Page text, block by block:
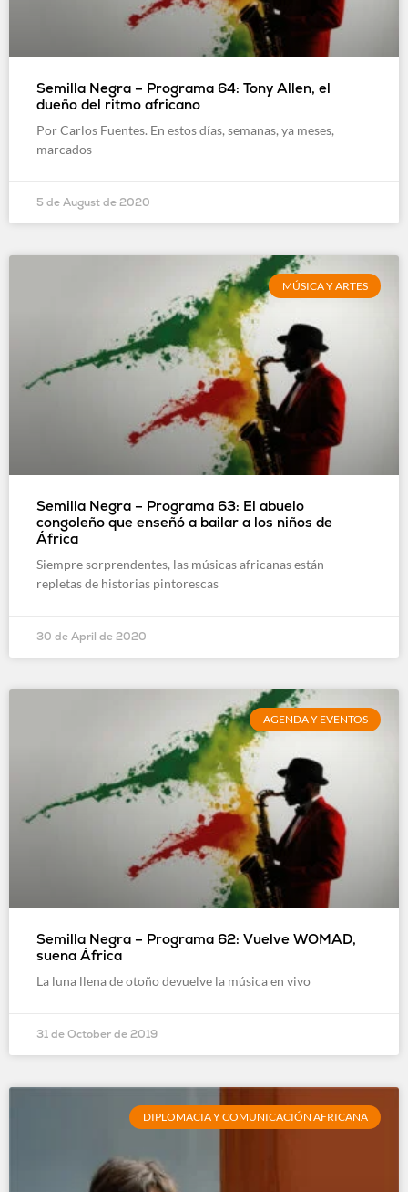
Semilla Negra – Programa 64: Tony Allen, el
dueño del ritmo africano
Por Carlos Fuentes. En estos días, semanas, ya meses,
marcados
5 de August de 2020
MÚSICA Y ARTES
Semilla Negra – Programa 63: El abuelo
congoleño que enseñó a bailar a los niños de
África
Siempre sorprendentes, las músicas africanas están
repletas de historias pintorescas
30 de April de 2020
AGENDA Y EVENTOS
Semilla Negra – Programa 62: Vuelve WOMAD,
suena África
La luna llena de otoño devuelve la música en vivo
31 de October de 2019
DIPLOMACIA Y COMUNICACIÓN AFRICANA